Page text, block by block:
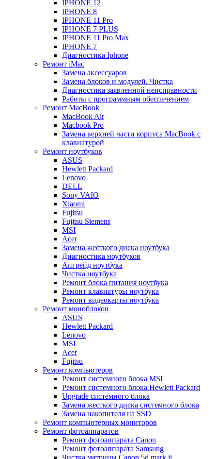
IPHONE 12
IPHONE 8
IPHONE 11 Pro
IPHONE 7 PLUS
IPHONE 11 Pro Max
IPHONE 7
Диагностика Iphone
Ремонт iMac
Замена аксессуаров
Замена блоков и модулей. Чистка
Диагностика заявленной неисправности
Работы с программным обеспечением
Ремонт MacBook
MacBook Air
Macbook Pro
Замена верхней части корпуса MacBook с
клавиатурой
Ремонт ноутбуков
ASUS
Hewlett Packard
Lenovo
DELL
Sony VAIO
Xiaomi
Fujitsu
Fujitsu Siemens
MSI
Acer
Замена жесткого диска ноутбука
Диагностика ноутбуков
Апгрейд ноутбука
Чистка ноутбука
Ремонт блока питания ноутбука
Ремонт клавиатуры ноутбука
Ремонт видеокарты ноутбука
Ремонт моноблоков
ASUS
Hewlett Packard
Lenovo
MSI
Acer
Fujitsu
Ремонт компьютеров
Ремонт системного блока MSI
Ремонт системного блока Hewlett Packard
Upgrade системного блока
Замена жесткого диска системного блока
Замена накопителя на SSD
Ремонт компьютерных мониторов
Ремонт фотоаппаратов
Ремонт фотоаппарата Canon
Ремонт фотоаппарата Samsung
Чистка матрицы Canon 5d mark ii